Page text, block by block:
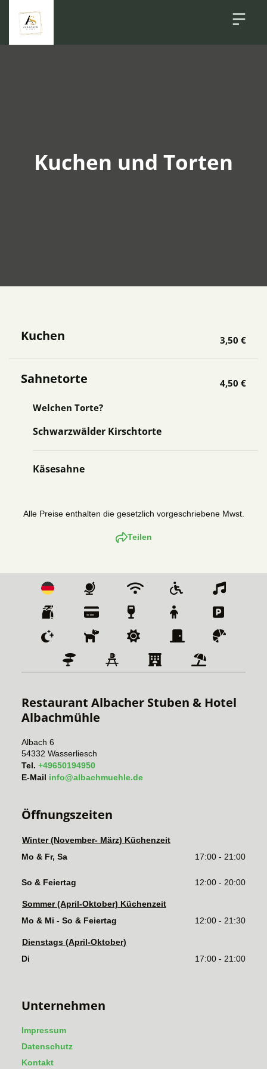
Kuchen und Torten
Kuchen 3,50 €
Sahnetorte 4,50 €
Welchen Torte?
Schwarzwälder Kirschtorte
Käsesahne
Alle Preise enthalten die gesetzlich vorgeschriebene Mwst.
Teilen
Restaurant Albacher Stuben & Hotel
Albachmühle
Albach 6
54332 Wasserliesch
Tel. +49650194950
E-Mail info@albachmuehle.de
Öffnungszeiten
Winter (November- März) Küchenzeit
Mo & Fr, Sa
17:00 - 21:00
So & Feiertag 12:00 - 20:00
Sommer (April-Oktober) Küchenzeit
Mo & Mi - So & Feiertag
12:00 - 21:30
Dienstags (April-Oktober)
Di
17:00 - 21:00
Unternehmen
Impressum
Datenschutz
Kontakt